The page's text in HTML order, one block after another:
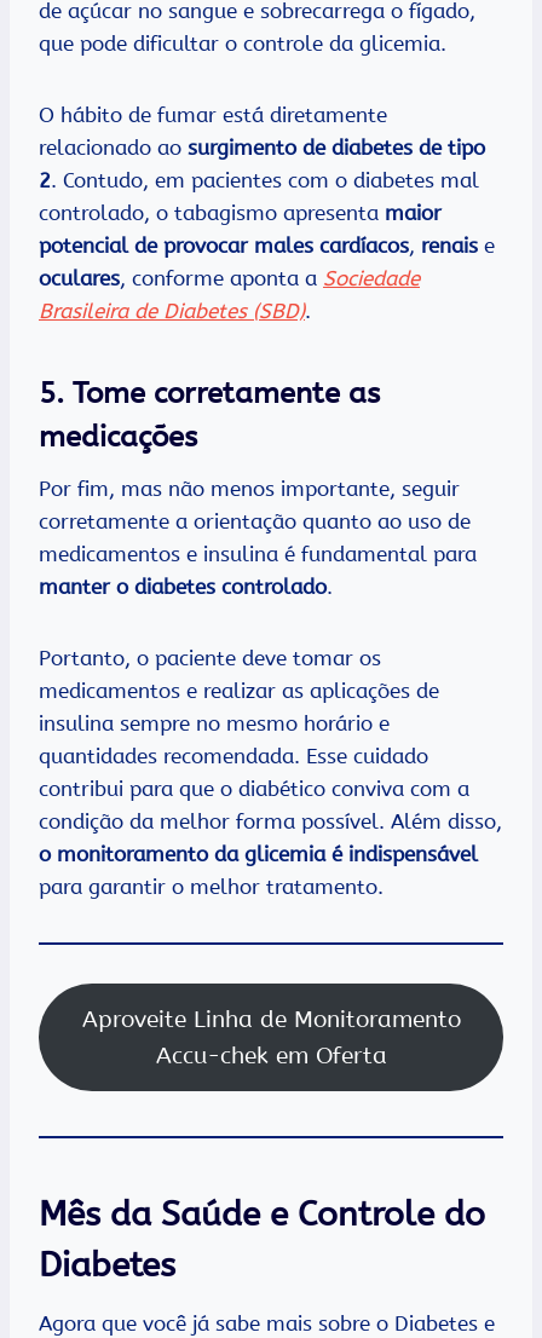
de açúcar no sangue e sobrecarrega o fígado,
que pode dificultar o controle da glicemia.
O hábito de fumar está diretamente
relacionado ao surgimento de diabetes de tipo
2. Contudo, em pacientes com o diabetes mal
controlado, o tabagismo apresenta maior
potencial de provocar males cardíacos, renais e
oculares, conforme aponta a Sociedade
Brasileira de Diabetes (SBD).
5. Tome corretamente as
medicações
Por fim, mas não menos importante, seguir
corretamente a orientação quanto ao uso de
medicamentos e insulina é fundamental para
manter o diabetes controlado.
Portanto, o paciente deve tomar os
medicamentos e realizar as aplicações de
insulina sempre no mesmo horário e
quantidades recomendada. Esse cuidado
contribui para que o diabético conviva com a
condição da melhor forma possível. Além disso,
o monitoramento da glicemia é indispensável
para garantir o melhor tratamento.
Aproveite Linha de Monitoramento
Accu-chek em Oferta
Mês da Saúde e Controle do
Diabetes
Agora que você já sabe mais sobre o Diabetes e